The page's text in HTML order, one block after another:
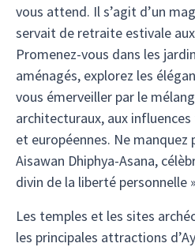
vous attend. Il s’agit d’un
servait de retraite estivale
Promenez-vous dans les
aménagés, explorez les
vous émerveiller par le
architecturaux, aux
et européennes. Ne manquez
Aisawan Dhiphya-Asana,
divin de la liberté personnelle
Les temples et les sites
les principales attractions